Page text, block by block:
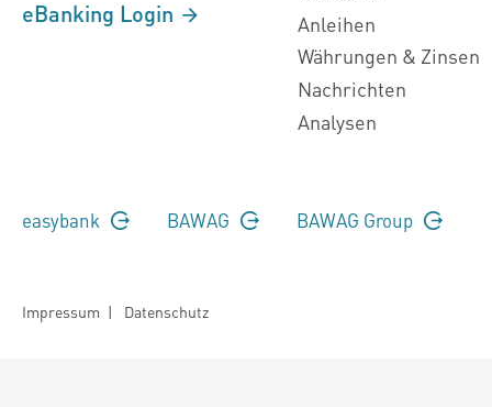
eBanking Login
Anleihen
Währungen & Zinsen
Nachrichten
Analysen
easybank BAWAG BAWAG Group
Impressum | Datenschutz